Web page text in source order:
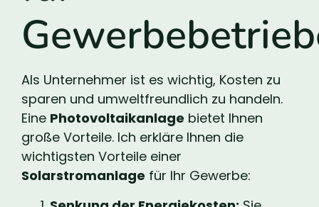
Als Unternehmer ist es wichtig, Kosten zu
sparen und umweltfreundlich zu handeln.
Eine Photovoltaikanlage bietet Ihnen
große Vorteile. Ich erkläre Ihnen die
wichtigsten Vorteile einer
Solarstromanlage für Ihr Gewerbe: